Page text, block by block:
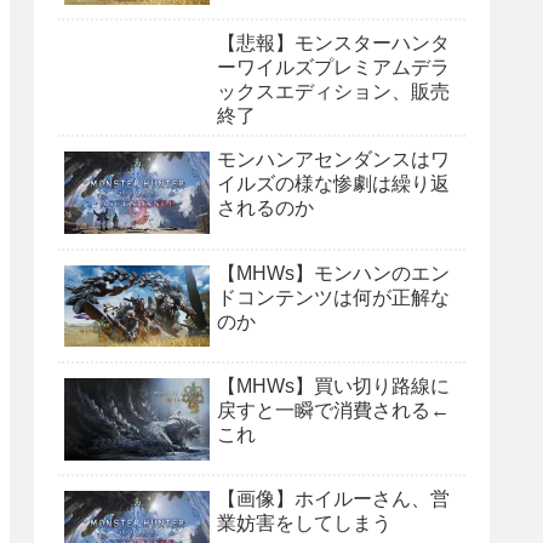
【悲報】モンスターハンタ
ーワイルズプレミアムデラ
ックスエディション、販売
終了
モンハンアセンダンスはワ
イルズの様な惨劇は繰り返
されるのか
【MHWs】モンハンのエン
ドコンテンツは何が正解な
のか
【MHWs】買い切り路線に
戻すと一瞬で消費される←
これ
【画像】ホイルーさん、営
業妨害をしてしまう